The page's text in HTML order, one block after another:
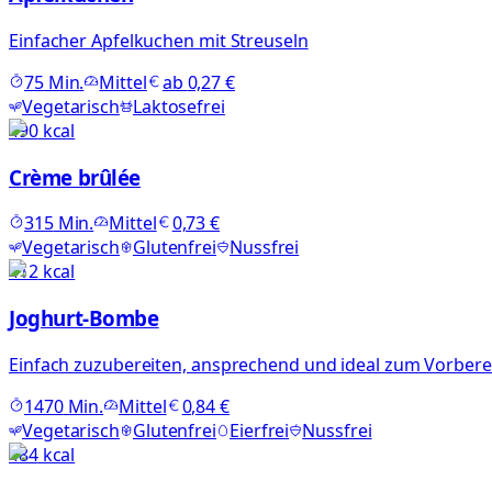
Einfacher Apfelkuchen mit Streuseln
75Min. Mittel ab 0,27 €
Vegetarisch Laktosefrei
490kcal
Crème brûlée
315Min. Mittel
0,73 €
Vegetarisch
Glutenfrei
Nussfrei
412kcal
Joghurt-Bombe
Einfach zuzubereiten, ansprechend und ideal zum
1470Min. Mittel
0,84 €
Vegetarisch
Glutenfrei Eierfrei
Nussfrei
484kcal